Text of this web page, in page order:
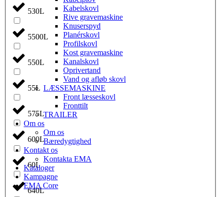
530L
5500L
550L
55L
575L
600L
60L
640L
Kabelskovl
Rive gravemaskine
Knuserspyd
Planérskovl
Profilskovl
Kost gravemaskine
Kanalskovl
Oprivertand
Vand og afløb skovl
LÆSSEMASKINE
Front læsseskovl
Fronttilt
TRAILER
Om os
Om os
Bæredygtighed
Kontakt os
Kontakta EMA
Kataloger
Kampagne
EMA Core